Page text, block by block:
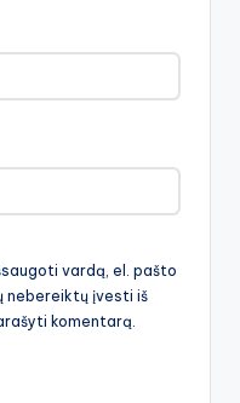
vardą, el. pašto
nebereiktų įvesti iš
komentarą.